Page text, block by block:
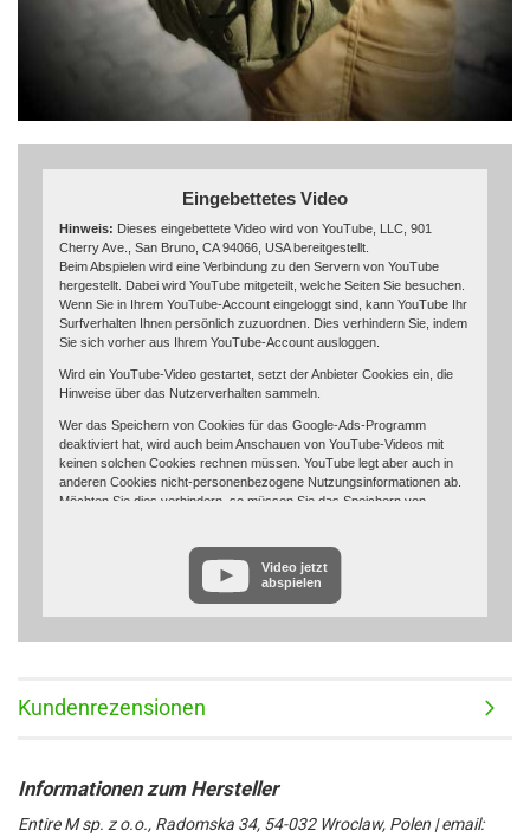
Eingebettetes Video
Hinweis: Dieses eingebettete Video wird von YouTube, LLC, 901
Cherry Ave., San Bruno, CA 94066, USA bereitgestellt.
Beim Abspielen wird eine Verbindung zu den Servern von YouTube
hergestellt. Dabei wird YouTube mitgeteilt, welche Seiten Sie besuchen.
Wenn Sie in Ihrem YouTube-Account eingeloggt sind, kann YouTube Ihr
Surfverhalten Ihnen persönlich zuzuordnen. Dies verhindern Sie, indem
Sie sich vorher aus Ihrem YouTube-Account ausloggen.
Wird ein YouTube-Video gestartet, setzt der Anbieter Cookies ein, die
Hinweise über das Nutzerverhalten sammeln.
Wer das Speichern von Cookies für das Google-Ads-Programm
deaktiviert hat, wird auch beim Anschauen von YouTube-Videos mit
keinen solchen Cookies rechnen müssen. YouTube legt aber auch in
anderen Cookies nicht-personenbezogene Nutzungsinformationen ab.
Möchten Sie dies verhindern, so müssen Sie das Speichern von
Weitere Informationen zum Datenschutz bei „YouTube“ finden Sie in der
Datenschutzerklärung des Anbieters unter:
https://www.google.de/intl/de/policies/privacy/
Video jetzt
abspielen
Kundenrezensionen
Entire M sp. z o.o., Radomska 34, 54-032 Wroclaw, Polen | email: